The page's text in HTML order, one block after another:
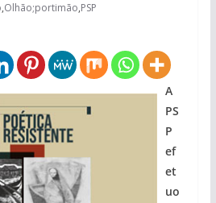
,Olhão;portimão,PSP
A
PS
P
ef
et
uo